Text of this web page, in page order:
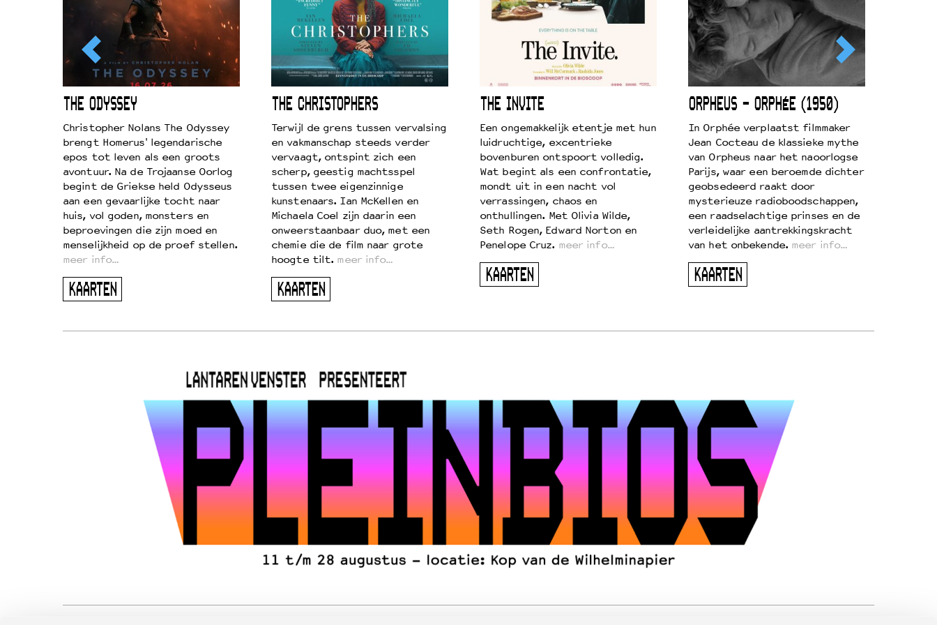
THE ODYSSEY
Christopher Nolans The Odyssey
brengt Homerus' legendarische
epos tot leven als een groots
avontuur. Na de Trojaanse Oorlog
begint de Griekse held Odysseus
aan een gevaarlijke tocht naar
huis, vol goden, monsters en
beproevingen die zijn moed en
menselijkheid op de proef stellen.
meer info…
KAARTEN
THE CHRISTOPHERS
Terwijl de grens tussen vervalsing
en vakmanschap steeds verder
vervaagt, ontspint zich een
scherp, geestig machtsspel
tussen twee eigenzinnige
kunstenaars. Ian McKellen en
Michaela Coel zijn daarin een
onweerstaanbaar duo, met een
chemie die de film naar grote
hoogte tilt. meer info…
KAARTEN
THE INVITE
Een ongemakkelijk etentje met hun
luidruchtige, excentrieke
bovenburen ontspoort volledig.
Wat begint als een confrontatie,
mondt uit in een nacht vol
verrassingen, chaos en
onthullingen. Met Olivia Wilde,
Seth Rogen, Edward Norton en
Penelope Cruz. meer info…
KAARTEN
ORPHEUS – ORPHÉE (1950)
In Orphée verplaatst filmmaker
Jean Cocteau de klassieke mythe
van Orpheus naar het naoorlogse
Parijs, waar een beroemde dichter
geobsedeerd raakt door
mysterieuze radioboodschappen,
een raadselachtige prinses en de
verleidelijke aantrekkingskracht
van het onbekende. meer info…
KAARTEN